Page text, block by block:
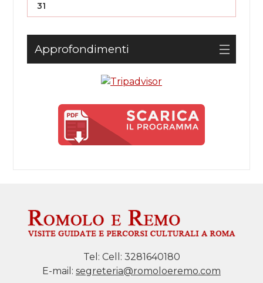
31
Approfondimenti
Tel: Cell: 3281640180
E-mail: segreteria@romoloeremo.com